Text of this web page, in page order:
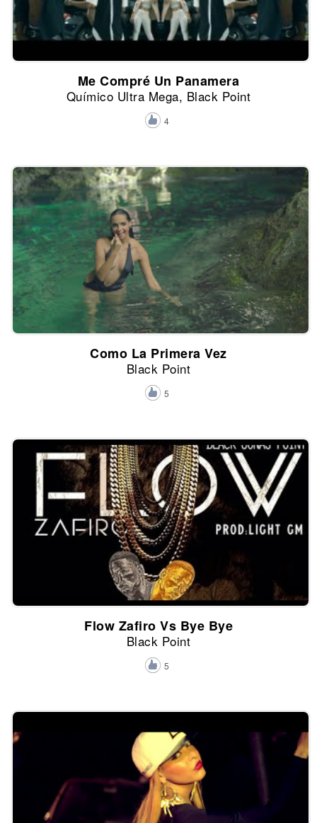
Me Compré Un Panamera
Químico Ultra Mega, Black Point
4
Como La Primera Vez
Black Point
5
Flow Zafiro Vs Bye Bye
Black Point
5